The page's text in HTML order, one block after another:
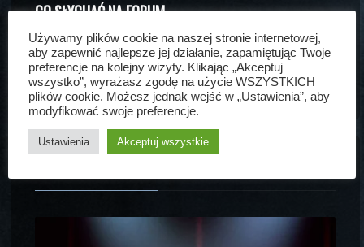
CO SŁYCHAĆ NA FORUM
BRAK NOWYCH POSTÓW
Używamy plików cookie na naszej stronie internetowej,
aby zapewnić najlepsze jej działanie, zapamiętując Twoje
preferencje na kolejny wizyty. Klikając „Akceptuj
wszystko”, wyrażasz zgodę na użycie WSZYSTKICH
plików cookie. Możesz jednak wejść w „Ustawienia”, aby
modyfikować swoje preferencje.
Ustawienia Akceptuj wszystkie